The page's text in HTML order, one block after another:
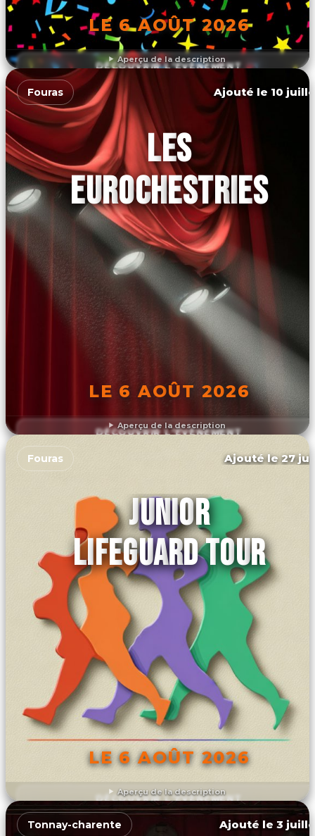
Aperçu de la description
LE 6 AOÛT 2026
DÉCOUVRIR L'ÉVÉNEMENT
Aperçu de la description
Fouras Ajouté le 10
LES
EUROCHESTRIES
LE 6 AOÛT 2026
DÉCOUVRIR L'ÉVÉNEMENT
Aperçu de la description
Fouras Ajouté le 27
JUNIOR
LIFEGUARD TOUR
LE 6 AOÛT 2026
DÉCOUVRIR L'ÉVÉNEMENT
Tonnay-charente Ajouté le 3